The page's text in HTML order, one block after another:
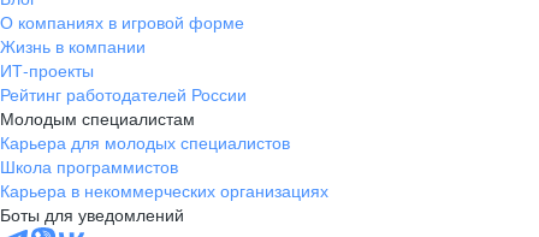
О компаниях в игровой форме
Жизнь в компании
ИТ-проекты
Рейтинг работодателей России
Молодым специалистам
Карьера для молодых специалистов
Школа программистов
Карьера в некоммерческих организациях
Боты для уведомлений